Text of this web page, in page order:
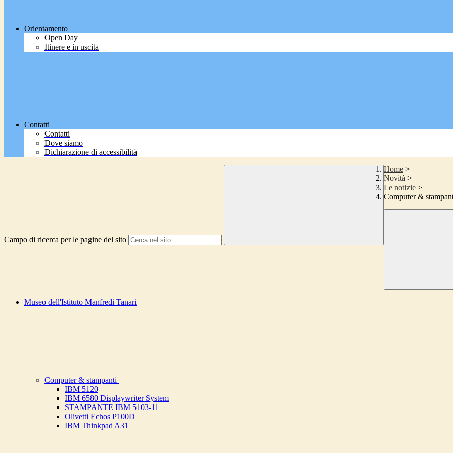
Orientamento
Open Day
Itinere e in uscita
Contatti
Contatti
Dove siamo
Dichiarazione di accessibilità
Campo di ricerca per le pagine del sito
Home >
Novità >
Le notizie >
Computer &
Museo dell'Istituto Manfredi Tanari
Computer & stampanti
IBM 5120
IBM 6580 Displaywriter System
STAMPANTE IBM 5103-11
Olivetti Echos P100D
IBM Thinkpad A31